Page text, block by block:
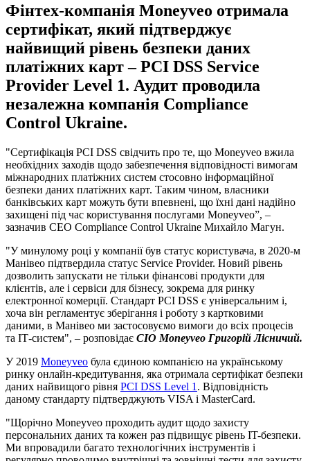
Фінтех-компанія Moneyveo отримала
сертифікат, який підтверджує
найвищий рівень безпеки даних
платіжних карт – PCI DSS Service
Provider Level 1. Аудит проводила
незалежна компанія Compliance
Control Ukraine.
"Сертифікація PCI DSS свідчить про те, що Moneyveo вжила
необхідних заходів щодо забезпечення відповідності вимогам
міжнародних платіжних систем стосовно інформаційної
безпеки даних платіжних карт. Таким чином, власники
банківських карт можуть бути впевнені, що їхні дані надійно
захищені під час користування послугами Moneyveo”, –
зазначив CEO Compliance Control Ukraine Михайло Магун.
"У минулому році у компанії був статус користувача, в 2020-м
Манівео підтвердила статус Service Provider. Новий рівень
дозволить запускати не тільки фінансові продукти для
клієнтів, але і сервіси для бізнесу, зокрема для ринку
електронної комерції. Стандарт PCI DSS є універсальним і,
хоча він регламентує зберігання і роботу з картковими
даними, в Манівео ми застосовуємо вимоги до всіх процесів
та ІТ-систем", – розповідає CIO Moneyveo Григорій Лісничий.
У 2019 Moneyveo була єдиною компанією на українському
ринку онлайн-кредитування, яка отримала сертифікат безпеки
даних найвищого рівня PCI DSS Level 1 . Відповідність
даному стандарту підтверджують VISA і MasterCard.
"Щорічно Moneyveo проходить аудит щодо захисту
персональних даних та кожен раз підвищує рівень IT-безпеки.
Ми впровадили багато технологічних інструментів і